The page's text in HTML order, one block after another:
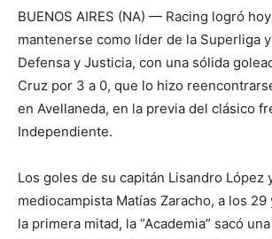
BUENOS AIRES (NA) — Racing logró
mantenerse como líder de la Superliga
Defensa y Justicia, con una sólida
Cruz por 3 a 0, que lo hizo
en Avellaneda, en la previa del clásico
Independiente.
Los goles de su capitán Lisandro López
mediocampista Matías Zaracho, a los
la primera mitad, la “Academia” sacó